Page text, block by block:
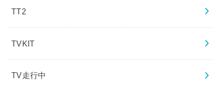
TT2
TVKIT
TV走行中